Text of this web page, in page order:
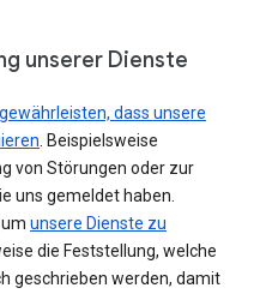
unserer Dienste
dass unsere
. Beispielsweise
von Störungen oder zur
uns gemeldet haben.
unsere Dienste zu
die Feststellung, welche
geschrieben werden, damit